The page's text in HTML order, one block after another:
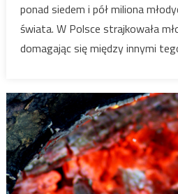
ponad siedem i pół miliona
świata. W Polsce strajkowała
domagając się między innymi